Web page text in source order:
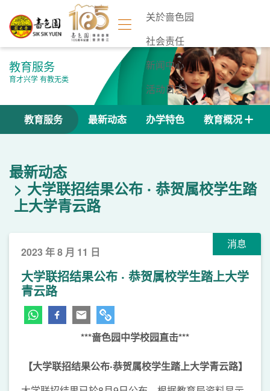
关於啬色园
社会责任
新闻中心
活动日志
联络我们
教育服务
育才兴学 有教无类
教育服务 最新动态 办学特色 教育概况
最新动态
大学联招结果公布 ‧ 恭贺属校学生踏
上大学青云路
消息
2023 年 8 月 11 日
大学联招结果公布 ‧ 恭贺属校学生踏上大学
青云路
***啬色园中学校园直击***
【大学联招结果公布‧恭贺属校学生踏上大学青云路】